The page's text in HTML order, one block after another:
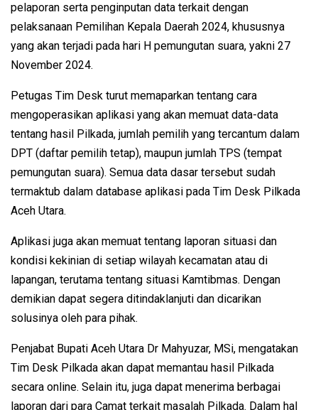
pelaporan serta penginputan data terkait dengan
pelaksanaan Pemilihan Kepala Daerah 2024, khususnya
yang akan terjadi pada hari H pemungutan suara, yakni 27
November 2024.
Petugas Tim Desk turut memaparkan tentang cara
mengoperasikan aplikasi yang akan memuat data-data
tentang hasil Pilkada, jumlah pemilih yang tercantum dalam
DPT (daftar pemilih tetap), maupun jumlah TPS (tempat
pemungutan suara). Semua data dasar tersebut sudah
termaktub dalam database aplikasi pada Tim Desk Pilkada
Aceh Utara.
Aplikasi juga akan memuat tentang laporan situasi dan
kondisi kekinian di setiap wilayah kecamatan atau di
lapangan, terutama tentang situasi Kamtibmas. Dengan
demikian dapat segera ditindaklanjuti dan dicarikan
solusinya oleh para pihak.
Penjabat Bupati Aceh Utara Dr Mahyuzar, MSi, mengatakan
Tim Desk Pilkada akan dapat memantau hasil Pilkada
secara online. Selain itu, juga dapat menerima berbagai
laporan dari para Camat terkait masalah Pilkada. Dalam hal